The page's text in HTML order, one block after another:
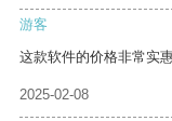
游客
这款软件的价格非常实
2025-02-08